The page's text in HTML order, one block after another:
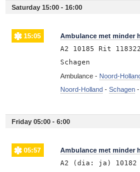
Saturday 15:00 - 16:00
15:05 Ambulance met minder
A2 10185 Rit
Schagen
Ambulance - Noord-
Noord-Holland- Schagen-
Friday 05:00 - 6:00
05:57 Ambulance met minder
A2 (dia: ja) 10182